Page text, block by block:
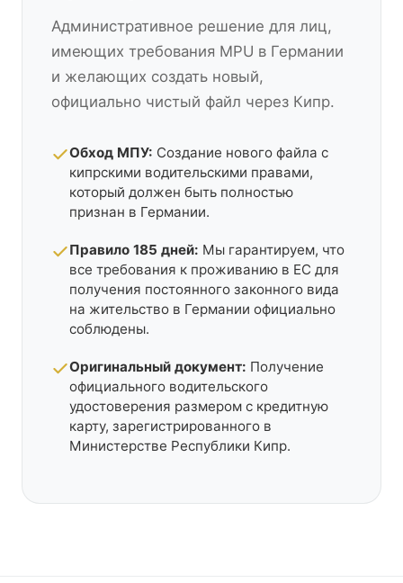
Административное решение для лиц,
имеющих требования MPU в Германии
и желающих создать новый,
официально чистый файл через Кипр.
Обход МПУ: Создание нового файла с
кипрскими водительскими правами,
который должен быть полностью
признан в Германии.
Правило 185 дней: Мы гарантируем, что
все требования к проживанию в ЕС для
получения постоянного законного вида
на жительство в Германии официально
соблюдены.
Оригинальный документ: Получение
официального водительского
удостоверения размером с кредитную
карту, зарегистрированного в
Министерстве Республики Кипр.